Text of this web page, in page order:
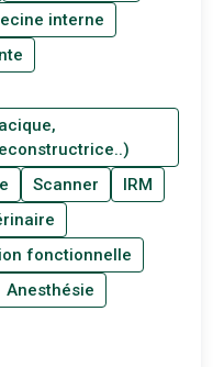
interne
Scanner
IRM
fonctionnelle
Anesthésie